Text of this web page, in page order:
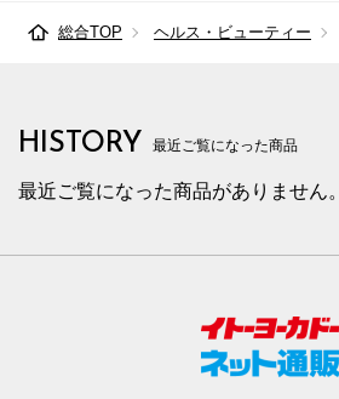
総合TOP ヘルス・ビューティー
HISTORY 最近ご覧になった商品
最近ご覧になった商品がありません。